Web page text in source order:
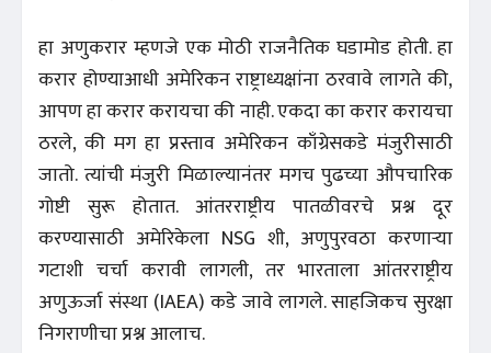
हा अणुकरार म्हणजे एक मोठी राजनैतिक घडामोड होती. हा
करार होण्याआधी अमेरिकन राष्ट्राध्यक्षांना ठरवावे लागते की,
आपण हा करार करायचा की नाही. एकदा का करार करायचा
ठरले, की मग हा प्रस्ताव अमेरिकन काँग्रेसकडे मंजुरीसाठी
जातो. त्यांची मंजुरी मिळाल्यानंतर मगच पुढच्या औपचारिक
गोष्टी सुरू होतात. आंतरराष्ट्रीय पातळीवरचे प्रश्न दूर
करण्यासाठी अमेरिकेला NSG शी, अणुपुरवठा करणाऱ्या
गटाशी चर्चा करावी लागली, तर भारताला आंतरराष्ट्रीय
अणुऊर्जा संस्था (IAEA) कडे जावे लागले. साहजिकच सुरक्षा
निगराणीचा प्रश्न आलाच.